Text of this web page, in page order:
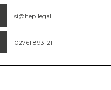
si@hep.legal
02761 893-21